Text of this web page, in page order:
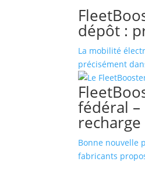
dépôt :
La mobilité
précisément
fédéral
Bonne nouvelle
fabricants